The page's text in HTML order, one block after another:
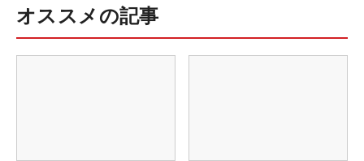
オススメの記事